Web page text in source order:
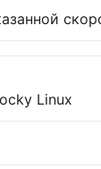
Linux